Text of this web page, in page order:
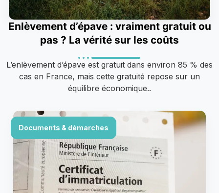
Enlèvement d’épave : vraiment gratuit ou
pas ? La vérité sur les coûts
L’enlèvement d’épave est gratuit dans environ 85 % des
cas en France, mais cette gratuité repose sur un
équilibre économique..
Documents & démarches